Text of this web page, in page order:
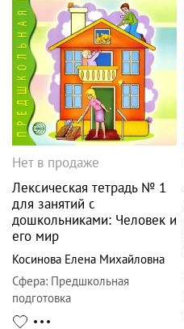
Нет в продаже
Лексическая тетрадь № 1
для занятий с
дошкольниками: Человек и
его мир
Косинова Елена Михайловна
Сфера: Предшкольная
подготовка